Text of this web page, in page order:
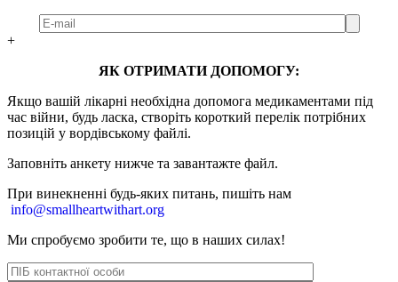
+
ЯК ОТРИМАТИ ДОПОМОГУ:
Якщо вашій лікарні необхідна допомога медикаментами під
час війни, будь ласка, створіть короткий перелік потрібних
позицій у вордівському файлі.
Заповніть анкету нижче та завантажте файл.
При винекненні будь-яких питань, пишіть нам
info@smallheartwithart.org
Ми спробуємо зробити те, що в наших силах!